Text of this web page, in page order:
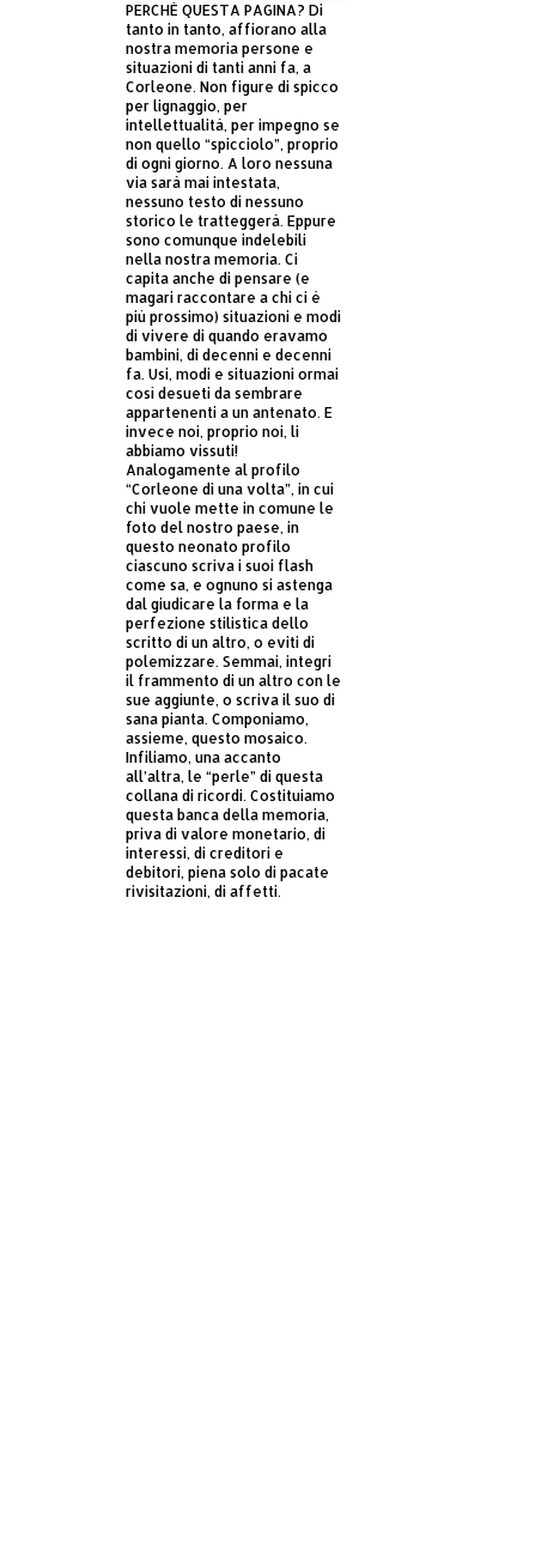
PERCHÈ QUESTA PAGINA? Di
tanto in tanto, affiorano alla
nostra memoria persone e
situazioni di tanti anni fa, a
Corleone. Non figure di spicco
per lignaggio, per
intellettualità, per impegno se
non quello “spicciolo”, proprio
di ogni giorno. A loro nessuna
via sarà mai intestata,
nessuno testo di nessuno
storico le tratteggerà. Eppure
sono comunque indelebili
nella nostra memoria. Ci
capita anche di pensare (e
magari raccontare a chi ci è
più prossimo) situazioni e modi
di vivere di quando eravamo
bambini, di decenni e decenni
fa. Usi, modi e situazioni ormai
così desueti da sembrare
appartenenti a un antenato. E
invece noi, proprio noi, li
abbiamo vissuti!
Analogamente al profilo
“Corleone di una volta”, in cui
chi vuole mette in comune le
foto del nostro paese, in
questo neonato profilo
ciascuno scriva i suoi flash
come sa, e ognuno si astenga
dal giudicare la forma e la
perfezione stilistica dello
scritto di un altro, o eviti di
polemizzare. Semmai, integri
il frammento di un altro con le
sue aggiunte, o scriva il suo di
sana pianta. Componiamo,
assieme, questo mosaico.
Infiliamo, una accanto
all’altra, le “perle” di questa
collana di ricordi. Costituiamo
questa banca della memoria,
priva di valore monetario, di
interessi, di creditori e
debitori, piena solo di pacate
rivisitazioni, di affetti.